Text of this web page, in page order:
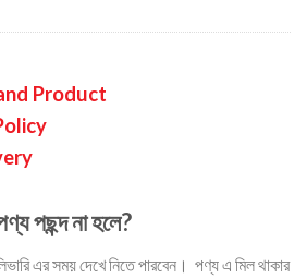
Product
পছন্দ না হলে?
এর সময় দেখে নিতে পারবেন। পণ্য এ মিল থাকার